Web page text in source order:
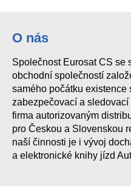
O nás
Společnost Eurosat CS se
obchodní společností
samého počátku existence
zabezpečovací a
firma autorizovaným
pro Českou a Slovenskou
naší činnosti je i vývoj
a elektronické knihy jízd